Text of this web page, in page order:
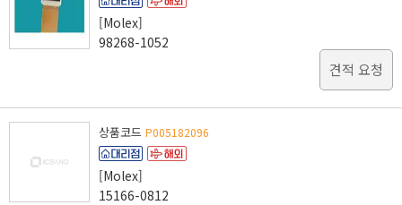
[Molex]
98268-1052
견적 요청
상품코드 P005182096
[Molex]
15166-0812